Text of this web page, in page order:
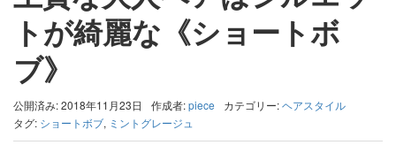
トが綺麗な《ショートボ
ブ》
公開済み: 2018年11月23日 作成者:piece カテゴリー:ヘアスタイル
タグ: ショートボブ, ミントグレージュ